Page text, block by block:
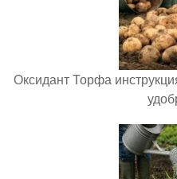
Оксидант Торфа